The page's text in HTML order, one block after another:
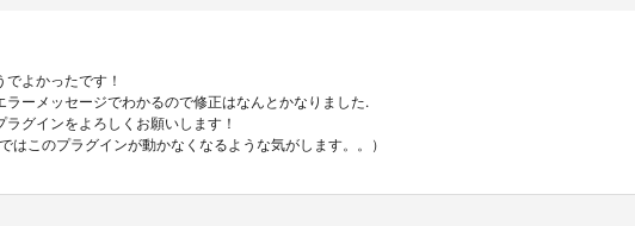
よかったです！
ラーメッセージでわかるので修正はなんとかなりました.
グインをよろしくお願いします！
はこのプラグインが動かなくなるような気がします。。）